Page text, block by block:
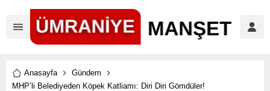
Anasayfa
Gündem
MHP’li Belediyeden Köpek Katliamı: Diri Diri Gömdüler!